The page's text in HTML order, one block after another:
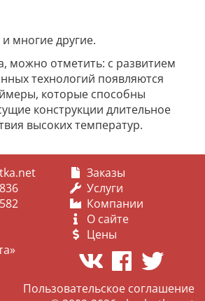
многие другие.
можно отметить: с развитием
технологий появляются
которые способны
конструкции длительное
высоких температур.
Заказы
Услуги
Компании
О сайте
Цены
Пользовательское соглашение